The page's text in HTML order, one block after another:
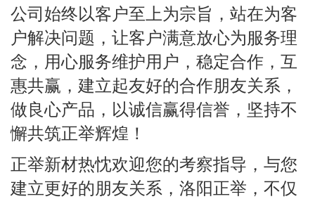
公司始终以客户至上为宗旨，站在为客
户解决问题，让客户满意放心为服务理
念，用心服务维护用户，稳定合作，互
惠共赢，建立起友好的合作朋友关系，
做良心产品，以诚信赢得信誉，坚持不
懈共筑正举辉煌！
正举新材热忱欢迎您的考察指导，与您
建立更好的朋友关系，洛阳正举，不仅